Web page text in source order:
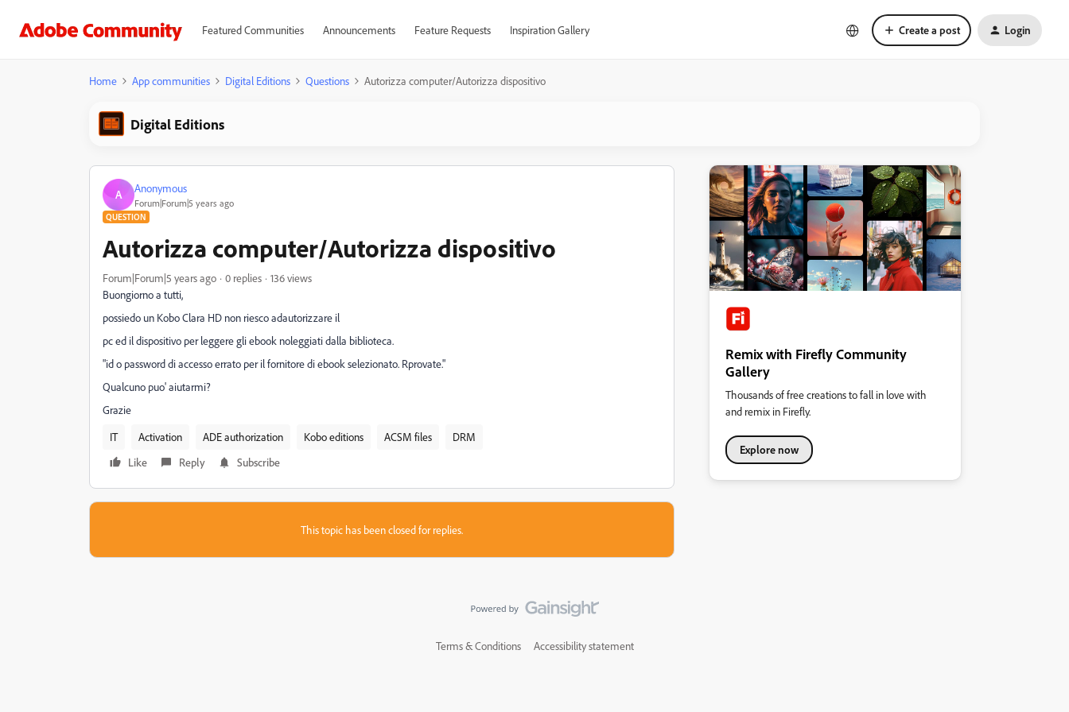
Featured Communities Announcements Feature Requests Inspiration Gallery Create a post Login
Home App communities Digital Editions Questions Autorizza computer/Autorizza dispositivo
Digital Editions
A Anonymous
Forum|Forum|5 years ago
QUESTION
Autorizza computer/Autorizza dispositivo
Forum|Forum|5 years ago 0 replies
136 views
Buongiorno a tutti,
possiedo un Kobo Clara HD non riesco adautorizzare il
pc ed il dispositivo per leggere gli ebook noleggiati dalla biblioteca.
"id o password di accesso errato per il fornitore di ebook selezionato. Rprovate."
Qualcuno puo' aiutarmi?
Grazie
IT
Activation ADE authorization Kobo editions ACSM files
DRM
Like
Reply Subscribe
This topic has been closed for replies.
Remix with Firefly Community
Gallery
Thousands of free creations to fall in love with
and remix in Firefly.
Explore now
Terms & Conditions Accessibility statement